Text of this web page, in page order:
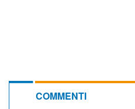
COMMENTI